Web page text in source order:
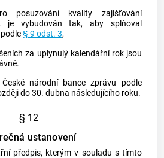
posuzování kvality zajišťování
je vybudován tak, aby splňoval
podle§ 9 odst. 3,
za uplynulý kalendářní rok jsou
národní bance zprávu podle
do 30. dubna následujícího roku.
§ 12
ustanovení
předpis, kterým v souladu s tímto